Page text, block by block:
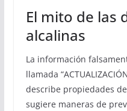
El mito de las
alcalinas
La información
llamada
describe propiedades
sugiere maneras de